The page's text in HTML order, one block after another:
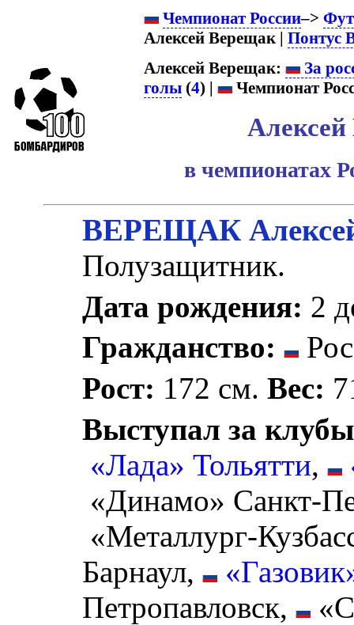
Чемпионат России–>
Алексей Верещак | Понтус
Алексей Верещак:
За
голы (4) | Чемпионат
в чемпионатах
ВЕРЕЩАК
Полузащитник.
Дата рождения: 2
Гражданство:
Рост: 172 см.Вес:
Выступал за
«Лада» Тольятти,
«Динамо» Санкт-
«Металлург-
Барнаул,
Петропавловск,